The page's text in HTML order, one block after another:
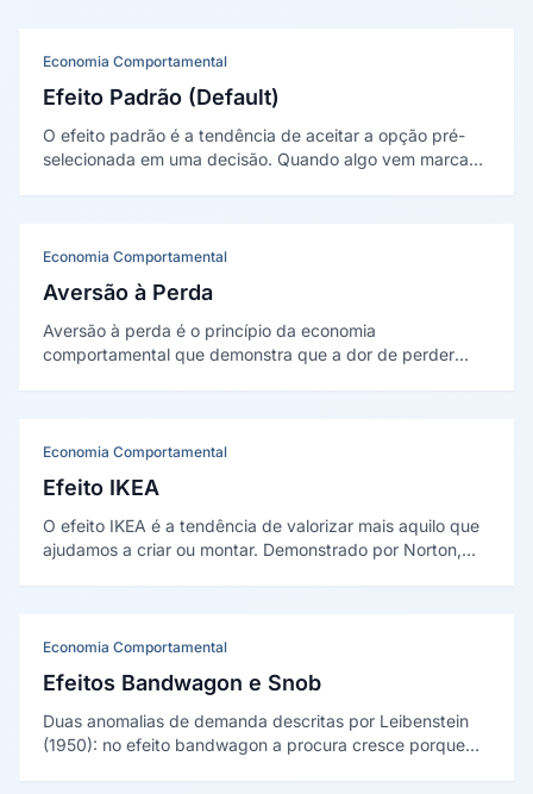
Economia Comportamental
Efeito Padrão (Default)
O efeito padrão é a tendência de aceitar a opção pré-
selecionada em uma decisão. Quando algo vem marcado
Economia Comportamental
Aversão à Perda
Aversão à perda é o princípio da economia
comportamental que demonstra que a dor de perder
retenção e precificação.
Economia Comportamental
Efeito IKEA
O efeito IKEA é a tendência de valorizar mais aquilo que
ajudamos a criar ou montar. Demonstrado por Norton,
Economia Comportamental
Efeitos Bandwagon e Snob
Duas anomalias de demanda descritas por Leibenstein
(1950): no efeito bandwagon a procura cresce porque